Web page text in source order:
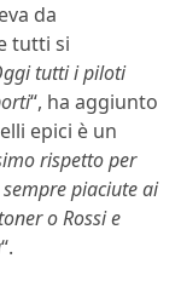
da
tutti si
tutti i piloti
“, ha aggiunto
epici è un
rispetto per
piaciute ai
o Rossi e
“.